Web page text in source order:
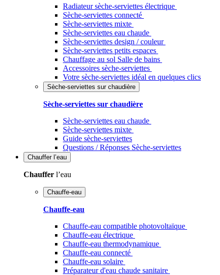
Radiateur sèche-serviettes électrique
Sèche-serviettes connecté
Sèche-serviettes mixte
Sèche-serviettes eau chaude
Sèche-serviettes design / couleur
Sèche-serviettes petits espaces
Chauffage au sol Salle de bains
Accessoires sèche-serviettes
Votre sèche-serviettes idéal en quelques clics
Sèche-serviettes sur chaudière
Sèche-serviettes sur chaudière
Sèche-serviettes eau chaude
Sèche-serviettes mixte
Guide sèche-serviettes
Questions / Réponses Sèche-serviettes
Chauffer l’eau
Chauffer l’eau
Chauffe-eau
Chauffe-eau
Chauffe-eau compatible photovoltaïque
Chauffe-eau électrique
Chauffe-eau thermodynamique
Chauffe-eau connecté
Chauffe-eau solaire
Préparateur d'eau chaude sanitaire